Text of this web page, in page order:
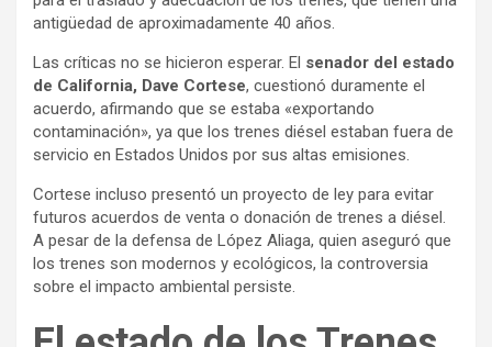
antigüedad de aproximadamente 40 años.
Las críticas no se hicieron esperar. El senador del estado
de California, Dave Cortese, cuestionó duramente el
acuerdo, afirmando que se estaba «exportando
contaminación», ya que los trenes diésel estaban fuera de
servicio en Estados Unidos por sus altas emisiones.
Cortese incluso presentó un proyecto de ley para evitar
futuros acuerdos de venta o donación de trenes a diésel.
A pesar de la defensa de López Aliaga, quien aseguró que
los trenes son modernos y ecológicos, la controversia
sobre el impacto ambiental persiste.